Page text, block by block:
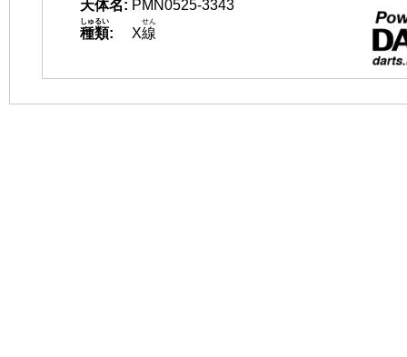
天体名: PMN0525-3343
種類
しゅるい
: X線
せん